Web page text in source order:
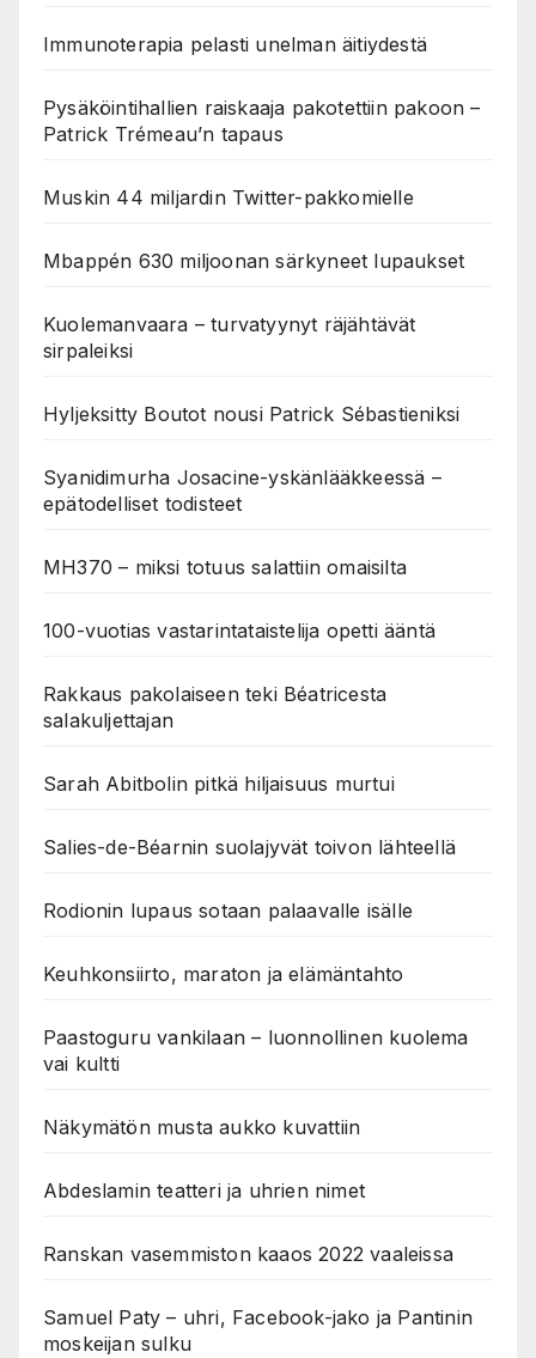
Immunoterapia pelasti unelman äitiydestä
Pysäköintihallien raiskaaja pakotettiin pakoon –
Patrick Trémeau’n tapaus
Muskin 44 miljardin Twitter-pakkomielle
Mbappén 630 miljoonan särkyneet lupaukset
Kuolemanvaara – turvatyynyt räjähtävät
sirpaleiksi
Hyljeksitty Boutot nousi Patrick Sébastieniksi
Syanidimurha Josacine-yskänlääkkeessä –
epätodelliset todisteet
MH370 – miksi totuus salattiin omaisilta
100-vuotias vastarintataistelija opetti ääntä
Rakkaus pakolaiseen teki Béatricesta
salakuljettajan
Sarah Abitbolin pitkä hiljaisuus murtui
Salies-de-Béarnin suolajyvät toivon lähteellä
Rodionin lupaus sotaan palaavalle isälle
Keuhkonsiirto, maraton ja elämäntahto
Paastoguru vankilaan – luonnollinen kuolema
vai kultti
Näkymätön musta aukko kuvattiin
Abdeslamin teatteri ja uhrien nimet
Ranskan vasemmiston kaaos 2022 vaaleissa
Samuel Paty – uhri, Facebook-jako ja Pantinin
moskeijan sulku